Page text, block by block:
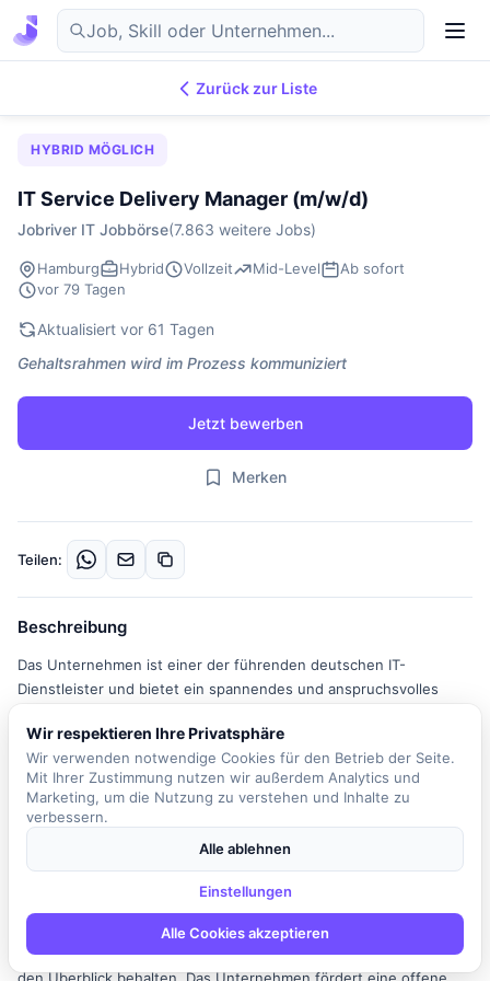
DE
Zurück zur Liste
HYBRID MÖGLICH
IT Service Delivery Manager (m/w/d)
Jobriver IT Jobbörse(7.863 weitere Jobs)
Hamburg Hybrid Vollzeit Mid-Level
Ab sofort
vor 79 Tagen
Aktualisiert vor 61 Tagen
Gehaltsrahmen wird im Prozess kommuniziert
Jetzt bewerben
Merken
Teilen:
Beschreibung
Das Unternehmen ist einer der führenden deutschen IT-
Dienstleister und bietet ein spannendes und anspruchsvolles
Delivery Manager sind Sie die erste Ansprechperson für Ihre
Kunden und verantwortlich für die reibungslose Bereitstellung
von IT-Services. In dieser Rolle agieren Sie als Vermittler zwischen
Kunde, Technik und Vertrieb. Zu Ihren täglichen Aufgaben gehört
es, den Betrieb am Laufen zu halten, Anforderungen zu
koordinieren und sicherzustellen, dass alle Beteiligten auf
Kunden durch offene und professionelle Kommunikation, auch in
stressigen Situationen. Ihre Aufgaben umfassen außerdem die
Bearbeitung von Angeboten und Abrechnungen, wobei Sie stets
Wir respektieren Ihre Privatsphäre
Wir verwenden notwendige Cookies für den Betrieb der Seite.
Mit Ihrer Zustimmung nutzen wir außerdem Analytics und
Marketing, um die Nutzung zu verstehen und Inhalte zu
verbessern.
Alle ablehnen
Einstellungen
Alle Cookies akzeptieren